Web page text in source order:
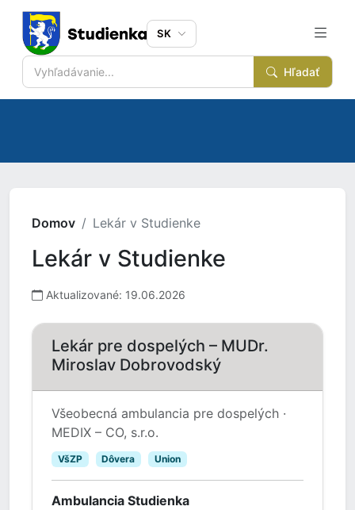
Hľadať
SK
Domov Lekár v Studienke
Lekár v Studienke
Aktualizované: 19.06.2026
Lekár pre dospelých – MUDr.
Miroslav Dobrovodský
Všeobecná ambulancia pre dospelých ·
MEDIX – CO, s.r.o.
VšZP Dôvera Union
Ambulancia Studienka